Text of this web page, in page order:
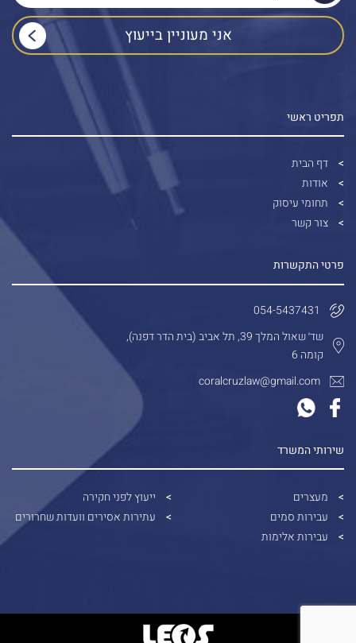
תפריט ראשי
דף הבית
אודות
תחומי עיסוק
צור קשר
שירותי המשרד
מעצרים
עבירות סמים
עבירות אלימות
ייעוץ לפני חקירה
עתירות אסירים וועדות שחרורים
פרטי התקשרות
054-5437431
שד׳ שאול המלך 39, תל אביב (בית הדר דפנה),
קומה 6
coralcruzlaw@gmail.com